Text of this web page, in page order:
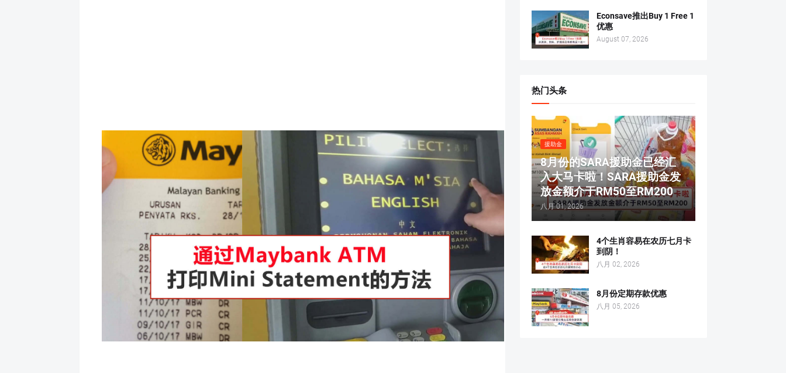
Econsave推出Buy 1 Free 1
优惠
August 07, 2026
热门头条
援助金
8月份的SARA援助金已经汇
入大马卡啦！SARA援助金发
放金额介于RM50至RM200
八月 01, 2026
4个生肖容易在农历七月卡
到阴！
八月 02, 2026
8月份定期存款优惠
八月 05, 2026